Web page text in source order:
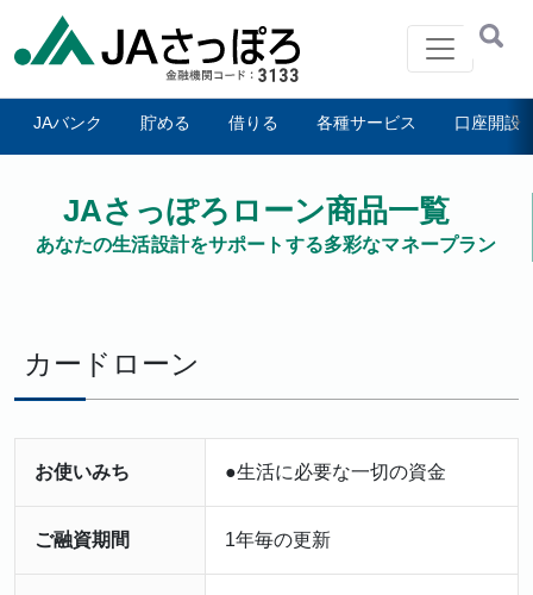
メインナビゲーション
JAバンク 貯める 借りる 各種サービス 口座開設
JAさっぽろローン商品一覧
あなたの生活設計をサポートする多彩なマネープラン
カードローン
お使いみち ●生活に必要な一切の資金
ご融資期間 1年毎の更新